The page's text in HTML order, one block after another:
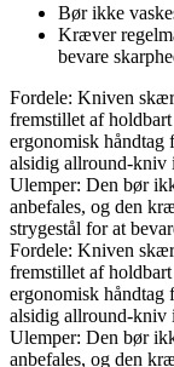
Bør ikke
Kræver
bevare
Fordele: Kniven
fremstillet af
ergonomisk håndtag
alsidig allround-kniv
Ulemper: Den bør
anbefales, og den
strygestål for at
Fordele: Kniven
fremstillet af
ergonomisk håndtag
alsidig allround-kniv
Ulemper: Den bør
anbefales, og den